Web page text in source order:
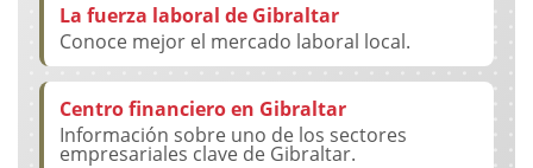
La fuerza laboral de Gibraltar
Conoce mejor el mercado laboral local.
Centro financiero en Gibraltar
Información sobre uno de los sectores
empresariales clave de Gibraltar.